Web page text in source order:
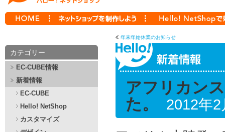
年末年始休業のお知らせ
アフリカン
た。
2012年2
カテゴリー
EC-CUBE情報
新着情報
EC-CUBE
Hello! NetShop
カスタマイズ